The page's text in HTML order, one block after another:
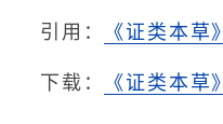
引用： 《证类本
下载： 《证类本草